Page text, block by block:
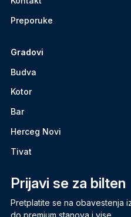
Preporuke
Gradovi
Budva
Kotor
Bar
Herceg Novi
Tivat
Prijavi se za bilten
Pretplatite se na obavestenja
do premium stanova i vise.